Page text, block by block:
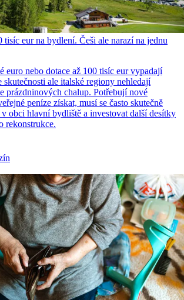
tisíc eur na bydlení. Češi ale narazí na jednu
euro nebo dotace až 100 tisíc eur vypadají
skutečnosti ale italské regiony nehledají
prázdninových chalup. Potřebují nové
peníze získat, musí se často skutečně
obci hlavní bydliště a investovat další desítky
rekonstrukce.